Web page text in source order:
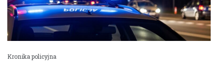
Kronika policyjna